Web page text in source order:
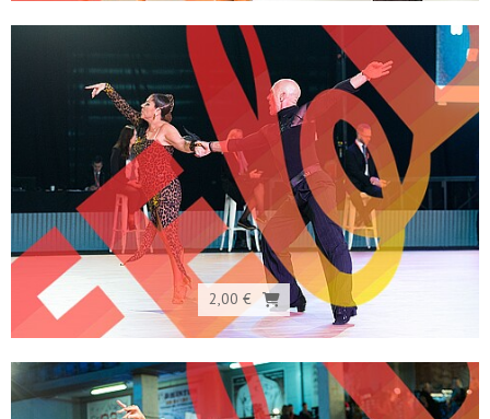
2,00 €